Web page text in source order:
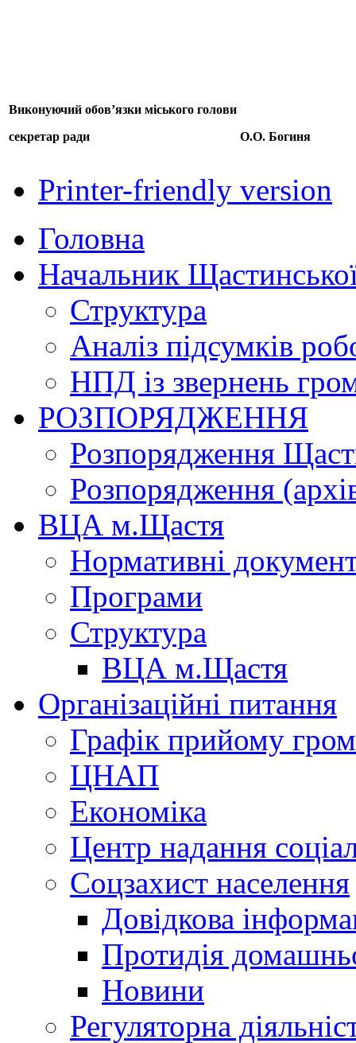
Виконуючий обов’язки міського голови
секретар ради
О.О. Богиня
Printer-friendly version
Головна
Начальник
Структура
Аналіз підсумків
НПД із звернень
РОЗПОРЯДЖЕННЯ
Розпорядження
Розпорядження
ВЦА м.Щастя
Нормативні
Програми
Структура
ВЦА м.Щастя
Організаційні питання
Графік прийому
ЦНАП
Економіка
Центр надання
Соцзахист населення
Довідкова
Протидія
Новини
Регуляторна